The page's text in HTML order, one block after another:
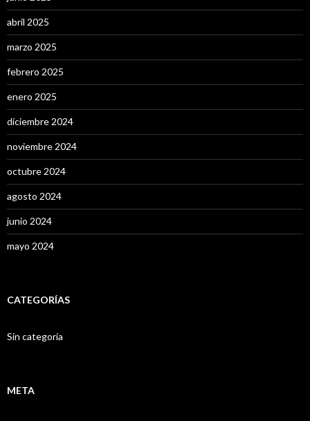
abril 2025
marzo 2025
febrero 2025
enero 2025
diciembre 2024
noviembre 2024
octubre 2024
agosto 2024
junio 2024
mayo 2024
CATEGORÍAS
Sin categoría
META